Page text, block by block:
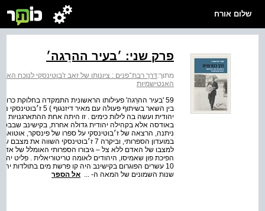
שלום אורח
פרק שני: ׳בעיר ההרֵגה׳
מתוך:דרך רבת־פנים : ציונותו של זאב ז'בוטינסקי לנוכח
האנטישמיות
59 'בעיר ההרֵגה' פעילותו הראשונית התמקדה בחלוקת
בין השאר בשיתוף
יהודית ועשה בה לילות כימים . זו היתה אחת ההתארגנויות
במועדון הספרותי, וביקרה 7
10 עשרים הפוגרום בקישינב היה קו פרשת מים בתולדות
שנות השמונים של המאה ה- ... אל הספר